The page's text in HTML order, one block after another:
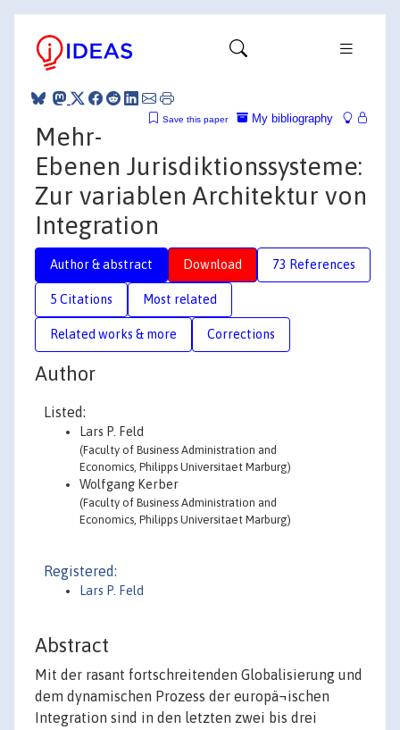
My bibliography
Save this paper
Mehr-
Ebenen Jurisdiktionssysteme:
Zur variablen Architektur von
Integration
Author & abstract Download 73 References
5 Citations Most related
Related works & more Corrections
Author
Listed:
Lars P. Feld
(Faculty of Business Administration and
Economics, Philipps Universitaet Marburg)
Wolfgang Kerber
(Faculty of Business Administration and
Economics, Philipps Universitaet Marburg)
Registered:
Lars P. Feld
Abstract
Mit der rasant fortschreitenden Globalisierung und
dem dynamischen Prozess der europä¬ischen
Integration sind in den letzten zwei bis drei